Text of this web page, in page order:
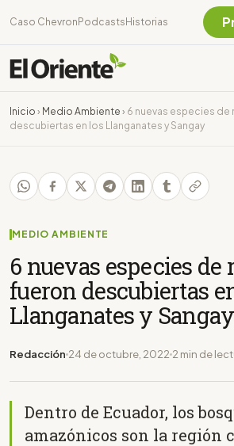
Caso Chevron Podcasts Historias
Inicio › Medio Ambiente › 6 nuevas especies de
descubiertas en los Llanganates y Sangay
MEDIO AMBIENTE
6 nuevas especies de
fueron descubiertas
Llanganates y Sangay
Redacción 24 de octubre, 2022 2 min de
Dentro de Ecuador, los
amazónicos son la región